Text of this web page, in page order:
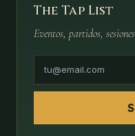
The Tap List
Eventos, partidos,